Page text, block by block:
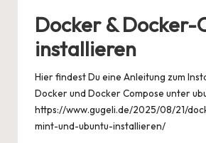
Docker & Docker-
installieren
Hier findest Du eine Anleitung zum
Docker und Docker Compose unter
https://www.gugeli.de/2025/08/21/
mint-und-ubuntu-installieren/